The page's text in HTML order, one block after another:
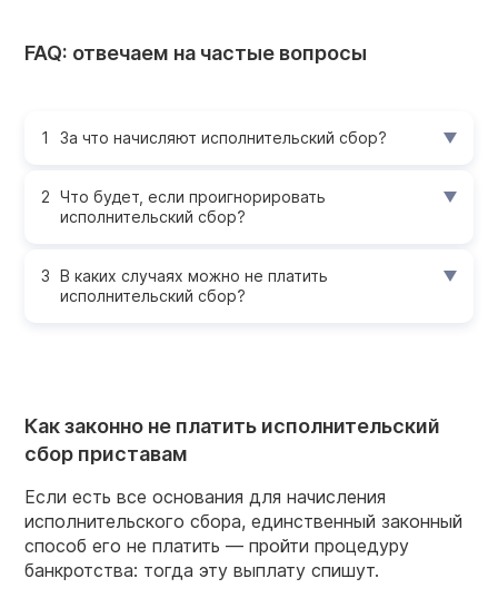
FAQ: отвечаем на частые вопросы
За что начисляют исполнительский сбор?
Что будет, если проигнорировать
исполнительский сбор?
В каких случаях можно не платить
исполнительский сбор?
Как законно не платить исполнительский
сбор приставам
Если есть все основания для начисления
исполнительского сбора, единственный законный
способ его не платить — пройти процедуру
банкротства: тогда эту выплату спишут.